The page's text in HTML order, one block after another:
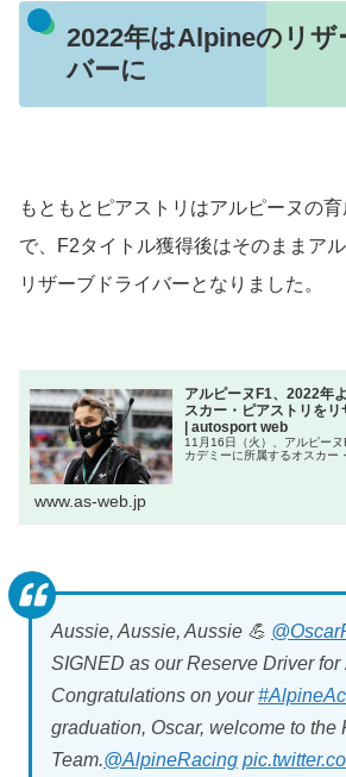
2022年はAlpineのリザ
バーに
もともとピアストリはアルピーヌの
で、F2タイトル獲得後はそのままア
リザーブドライバーとなりました。
アルピーヌF1、2022年
スカー・ピアストリを
| autosport web
11月16日（火）、アルピー
カデミーに所属するオスカー
www.as-web.jp
Aussie, Aussie, Aussie 💪
SIGNED as our Reserve Driver for
Congratulations on your
graduation, Oscar, welcome to the
Team.@AlpineRacing